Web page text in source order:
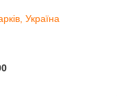
Україна